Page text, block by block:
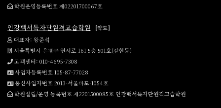
학원운영등록번호 제02201700067호
인강백서특자단원격교습학원
[약도]
대표자: 왕준석
서울특별시 은평구 연서로 161 5층 501호(갈현동)
고객센터: 010-4695-7308
사업자등록번호 105-87-77028
통신사업자번호 2013-서울마포-1054호
학원설립/운영 등록번호 제2201500085호 인강백서특자단원격교습학원